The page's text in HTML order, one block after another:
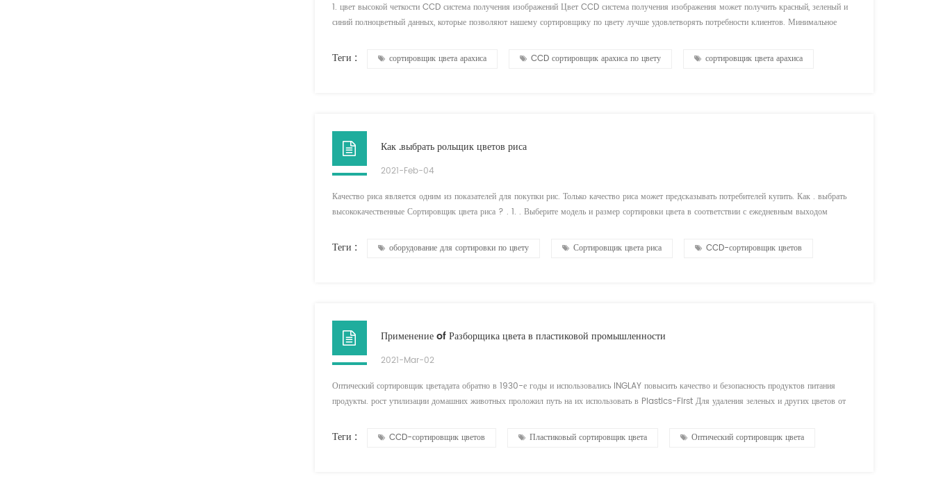
1. цвет высокой четкости CCD система получения изображений Цвет CCD система получения изображения может получить красный, зеленый и
синий полноцветный данных, которые позволяют нашему сортировщику по цвету лучше удовлетворять потребности клиентов. Минимальное
объектив обе...
Теги : сортировщик цвета арахиса CCD сортировщик арахиса по цвету сортировщик цвета арахиса
Как .выбрать рольщик цветов риса
2021-Feb-04
Качество риса является одним из показателей для покупки рис. Только качество риса может предсказывать потребителей купить. Как . выбрать
высококачественные Сортировщик цвета риса ? . 1. . Выберите модель и размер сортировки цвета в соответствии с ежедневным выходом
Используется...
Теги : оборудование для сортировки по цвету Сортировщик цвета риса CCD-сортировщик цветов
Применение of Разборщика цвета в пластиковой промышленности
2021-Mar-02
Оптический сортировщик цветадата обратно в 1930-е годы и использовались INGLAY повысить качество и безопасность продуктов питания
продукты. рост утилизации домашних животных проложил путь на их использовать в Plastics-First Для удаления зеленых и других цветов от
р...
Теги : CCD-сортировщик цветов Пластиковый сортировщик цвета Оптический сортировщик цвета